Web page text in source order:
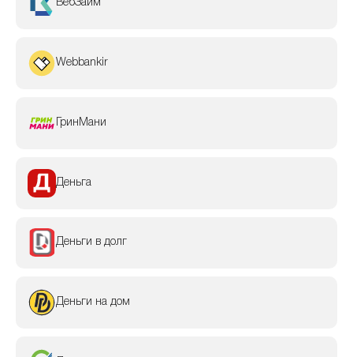
ВебЗайм
Webbankir
ГринМани
Деньга
Деньги в долг
Деньги на дом